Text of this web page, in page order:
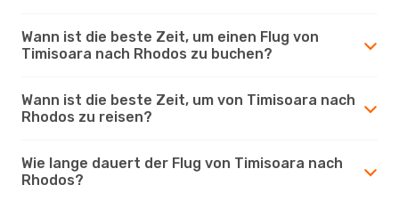
Wann ist die beste Zeit, um einen Flug von
Timisoara nach Rhodos zu buchen?
Wann ist die beste Zeit, um von Timisoara nach
Rhodos zu reisen?
Wie lange dauert der Flug von Timisoara nach
Rhodos?